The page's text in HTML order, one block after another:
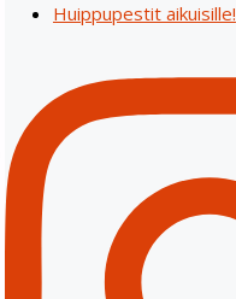
Huippupestit aikuisille!